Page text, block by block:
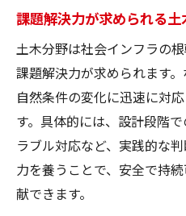
課題解決力が求められる
土木分野は社会インフラの
課題解決力が求められます
自然条件の変化に迅速に対
す。具体的には、設計段階
ラブル対応など、実践的な
力を養うことで、安全で持
献できます。